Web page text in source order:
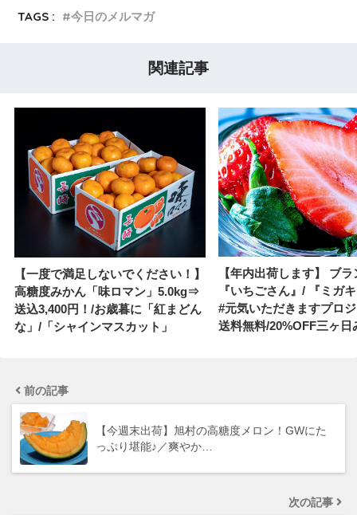
TAGS :
今日のメルマガ
関連記事
【一度で満足しないでください！】
高糖度みかん「味ロマン」5.0kg⇒
送込3,400円！/お歳暮に「紅まどん
な」/「シャインマスカット」
【年内出荷します】 ブ
『いちごさん』/ 『ミガ
#元気いただきますプロ
送料無料/20%OFF三ヶ
前の記事
【今週末出荷】旭村の高糖度メロン！GWにた
っぷり堪能♪／爽やか…
次の記事